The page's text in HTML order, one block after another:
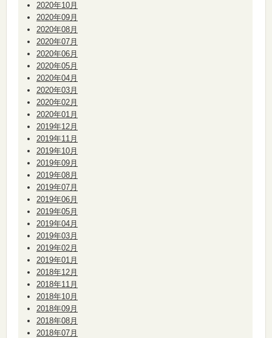
2020年10月
2020年09月
2020年08月
2020年07月
2020年06月
2020年05月
2020年04月
2020年03月
2020年02月
2020年01月
2019年12月
2019年11月
2019年10月
2019年09月
2019年08月
2019年07月
2019年06月
2019年05月
2019年04月
2019年03月
2019年02月
2019年01月
2018年12月
2018年11月
2018年10月
2018年09月
2018年08月
2018年07月